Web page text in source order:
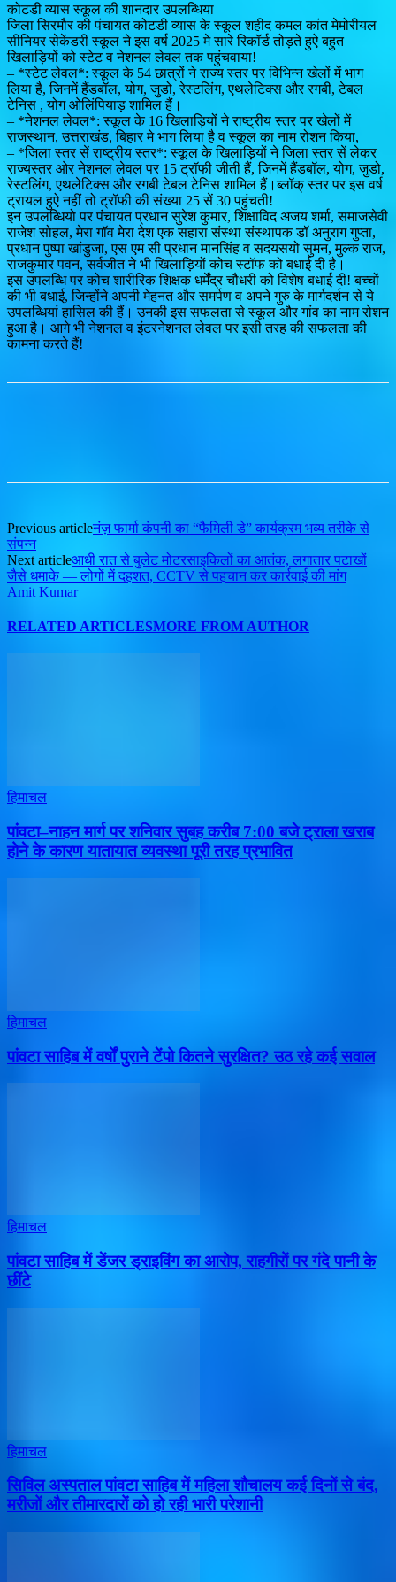
कोटडी व्यास स्कूल की शानदार उपलब्धिया
जिला सिरमौर की पंचायत कोटडी व्यास के स्कूल शहीद कमल कांत मेमोरीयल
सीनियर सेकेंडरी स्कूल ने इस वर्ष 2025 मे सारे रिकॉर्ड तोड़ते हुऐ बहुत
खिलाड़ियों को स्टेट व नेशनल लेवल तक पहुंचवाया!
– *स्टेट लेवल*: स्कूल के 54 छात्रों ने राज्य स्तर पर विभिन्न खेलों में भाग
लिया है, जिनमें हैंडबॉल, योग, जुडो, रेस्टलिंग, एथलेटिक्स और रगबी, टेबल
टेनिस , योग ओलिंपियाड़ शामिल हैं।
– *नेशनल लेवल*: स्कूल के 16 खिलाड़ियों ने राष्ट्रीय स्तर पर खेलों में
राजस्थान, उत्तराखंड, बिहार मे भाग लिया है व स्कूल का नाम रोशन किया,
– *जिला स्तर सें राष्ट्रीय स्तर*: स्कूल के खिलाड़ियों ने जिला स्तर सें लेकर
राज्यस्तर ओर नेशनल लेवल पर 15 ट्रॉफी जीती हैं, जिनमें हैंडबॉल, योग, जुडो,
रेस्टलिंग, एथलेटिक्स और रगबी टेबल टेनिस शामिल हैं।ब्लॉक् स्तर पर इस वर्ष
ट्रायल हुऐ नहीं तो ट्रॉफी की संख्या 25 सें 30 पहुंचती!
इन उपलब्धियो पर पंचायत प्रधान सुरेश कुमार, शिक्षाविद अजय शर्मा, समाजसेवी
राजेश सोहल, मेरा गॉव मेरा देश एक सहारा संस्था संस्थापक डॉ अनुराग गुप्ता,
प्रधान पुष्पा खांडुजा, एस एम सी प्रधान मानसिंह व सदयसयो सुमन, मुल्क राज,
राजकुमार पवन, सर्वजीत ने भी खिलाड़ियों कोच स्टॉफ को बधाई दी है।
इस उपलब्धि पर कोच शारीरिक शिक्षक धर्मेंद्र चौधरी को विशेष बधाई दी! बच्चों
की भी बधाई, जिन्होंने अपनी मेहनत और समर्पण व अपने गुरु के मार्गदर्शन से ये
उपलब्धियां हासिल की हैं। उनकी इस सफलता से स्कूल और गांव का नाम रोशन
हुआ है। आगे भी नेशनल व इंटरनेशनल लेवल पर इसी तरह की सफलता की
कामना करते हैं!
Previous articleनंज़ फार्मा कंपनी का “फैमिली डे” कार्यक्रम भव्य तरीके से
संपन्न
Next articleआधी रात से बुलेट मोटरसाइकिलों का आतंक, लगातार पटाखों
जैसे धमाके — लोगों में दहशत, CCTV से पहचान कर कार्रवाई की मांग
Amit Kumar
RELATED ARTICLESMORE FROM AUTHOR
हिमाचल
पांवटा–नाहन मार्ग पर शनिवार सुबह करीब 7:00 बजे ट्राला खराब
होने के कारण यातायात व्यवस्था पूरी तरह प्रभावित
हिमाचल
पांवटा साहिब में वर्षों पुराने टेंपो कितने सुरक्षित? उठ रहे कई सवाल
हिमाचल
पांवटा साहिब में डेंजर ड्राइविंग का आरोप, राहगीरों पर गंदे पानी के
छींटे
हिमाचल
सिविल अस्पताल पांवटा साहिब में महिला शौचालय कई दिनों से बंद,
मरीजों और तीमारदारों को हो रही भारी परेशानी